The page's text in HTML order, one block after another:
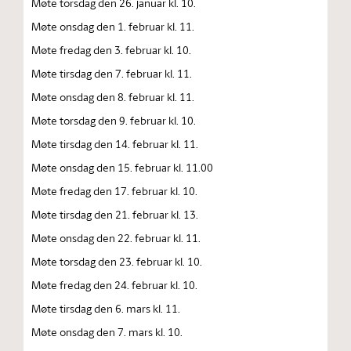
Møte onsdag den 1. februar kl. 11.
Møte fredag den 3. februar kl. 10.
Møte tirsdag den 7. februar kl. 11.
Møte onsdag den 8. februar kl. 11.
Møte torsdag den 9. februar kl. 10.
Møte tirsdag den 14. februar kl. 11.
Møte onsdag den 15. februar kl. 11.00
Møte fredag den 17. februar kl. 10.
Møte tirsdag den 21. februar kl. 13.
Møte onsdag den 22. februar kl. 11.
Møte torsdag den 23. februar kl. 10.
Møte fredag den 24. februar kl. 10.
Møte tirsdag den 6. mars kl. 11.
Møte onsdag den 7. mars kl. 10.